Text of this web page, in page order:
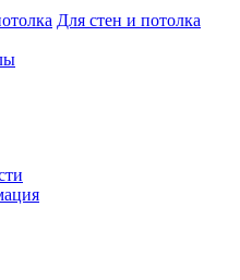
Для стен и потолка